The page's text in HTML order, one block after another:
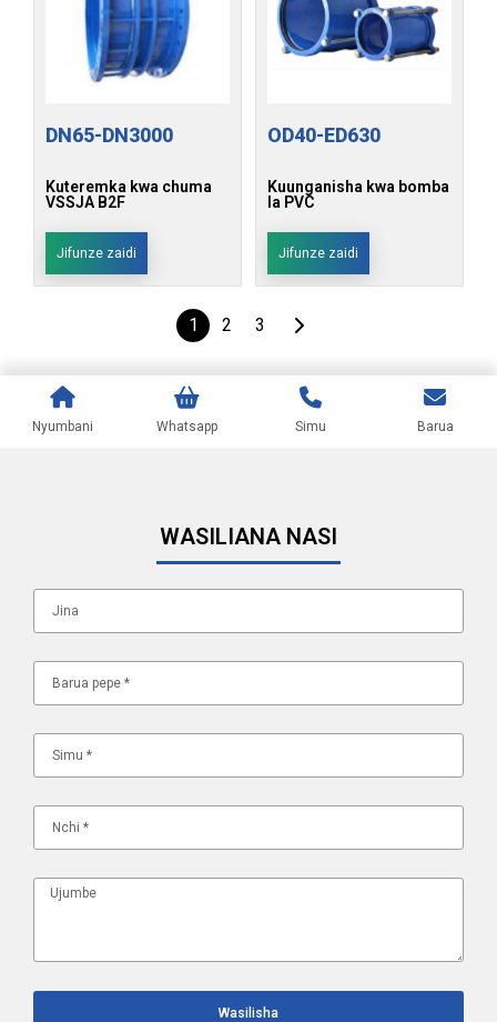
DN65-DN3000
Kuteremka kwa chuma
VSSJA B2F
Jifunze zaidi
OD40-ED630
Kuunganisha kwa bomba
la PVC
Jifunze zaidi
1 2 3
Nyumbani Whatsapp Simu Barua
WASILIANA NASI
Wasilisha